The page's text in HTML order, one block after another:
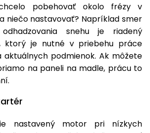
pobehovať okolo frézy v
niečo nastavovať? Napríklad smer
snehu je riadený
ktorý je nutné v priebehu práce
podmienok. Ak môžete
na paneli na madle, prácu to
nastavený motor pri nízkych